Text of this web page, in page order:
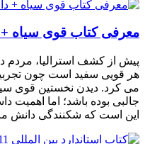
معرفی کتاب قوی سیاه +
پیش از کشف استرالیا، مردم
هر قویى سفید است چون
می کرد. دیدن نخستین قوى
جالبى بوده باشد؛ اما اهمیت
این است که شکنندگى دانش